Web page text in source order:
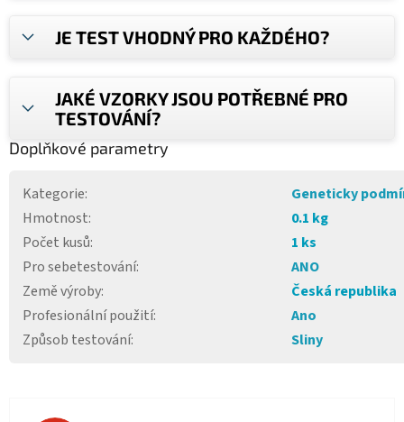
JE TEST VHODNÝ PRO KAŽDÉHO?
JAKÉ VZORKY JSOU POTŘEBNÉ PRO
TESTOVÁNÍ?
Doplňkové parametry
Kategorie:
Geneticky
Hmotnost:
0.1 kg
Počet kusů:
1 ks
Pro sebetestování:
ANO
Země výroby:
Česká republika
Profesionální použití:
Ano
Způsob testování: Sliny